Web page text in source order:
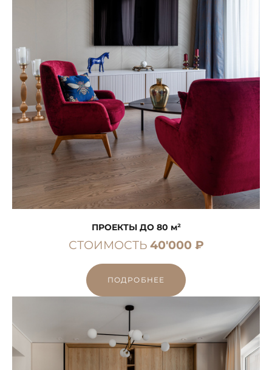
ПРОЕКТЫ ДО 80 м²
СТОИМОСТЬ 40'000 ₽
ПОДРОБНЕЕ